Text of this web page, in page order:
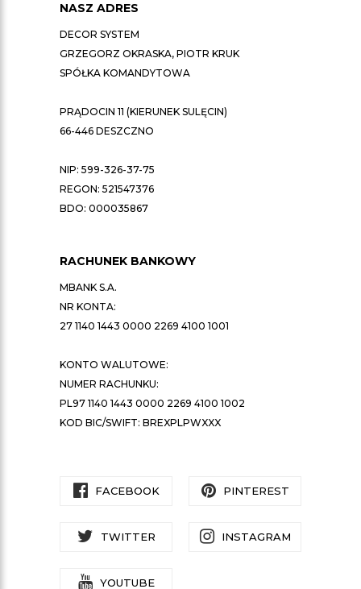
NASZ ADRES
DECOR SYSTEM
GRZEGORZ OKRASKA, PIOTR KRUK
SPÓŁKA KOMANDYTOWA
PRĄDOCIN 11 (KIERUNEK SULĘCIN)
66-446 DESZCZNO
NIP: 599-326-37-75
REGON: 521547376
BDO: 000035867
RACHUNEK BANKOWY
MBANK S.A.
NR KONTA:
27 1140 1443 0000 2269 4100 1001
KONTO WALUTOWE:
NUMER RACHUNKU:
PL97 1140 1443 0000 2269 4100 1002
KOD BIC/SWIFT: BREXPLPWXXX
FACEBOOK PINTEREST
TWITTER INSTAGRAM
YOUTUBE